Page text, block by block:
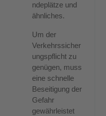
ndeplätze und
ähnliches.
Um der
Verkehrssicher
ungspflicht zu
genügen, muss
eine schnelle
Beseitigung der
Gefahr
gewährleistet